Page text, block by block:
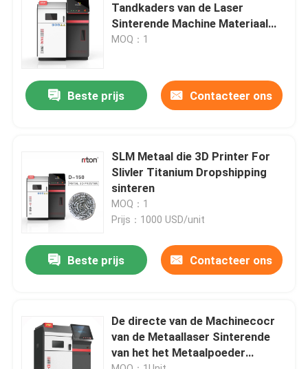
Producten
Over ons
Fabrieksreis
Contacteer ons
Alle Gevallen
3D Printer van het lasermetaal
Tandmetaal 3D Printer
Tandkaders van de Laser
Sinterende Machine Materiaal
van de het Metaaldruk 3d
MOQ：1
Beste prijs Contacteer ons
SLM Metaal die 3D Printer For
Slivler Titanium Dropshipping
sinteren
MOQ：1
Prijs：1000 USD/unit
Beste prijs Contacteer ons
De directe van de Machinecocr
van de Metaallaser Sinterende
van het het Metaalpoeder